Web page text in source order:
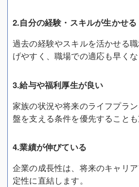
2.自分の経験・スキルが生かせる
過去の経験やスキルを活かせる
げやすく、職場での適応も早くな
3.給与や福利厚生が良い
家族の状況や将来のライフプラ
盤を支える条件を優先することも
4.業績が伸びている
企業の成長性は、将来のキャリ
定性に直結します。